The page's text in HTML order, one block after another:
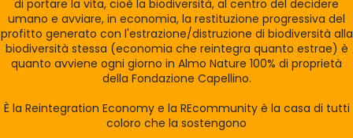
di portare la vita, cioè la biodiversità, al centro del decidere
umano e avviare, in economia, la restituzione progressiva del
profitto generato con l'estrazione/distruzione di biodiversità alla
biodiversità stessa (economia che reintegra quanto estrae) è
quanto avviene ogni giorno in Almo Nature 100% di proprietà
della Fondazione Capellino.
È la Reintegration Economy e la REcommunity è la casa di tutti
coloro che la sostengono